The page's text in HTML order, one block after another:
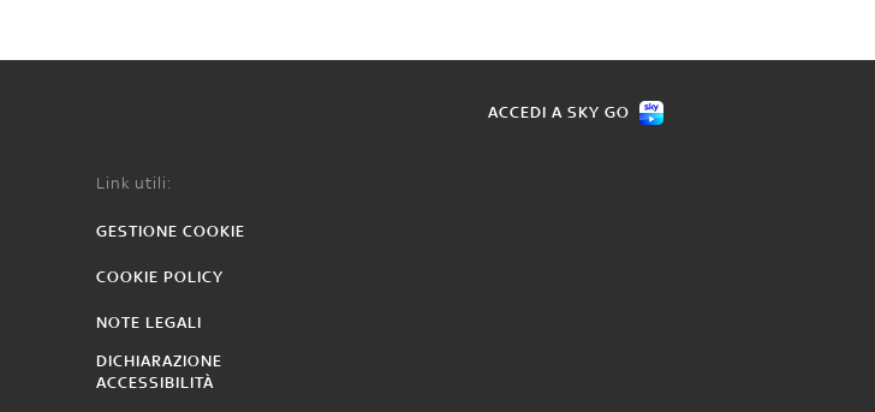
ACCEDI A SKY GO
Link utili:
GESTIONE COOKIE
COOKIE POLICY
NOTE LEGALI
DICHIARAZIONE
ACCESSIBILITÀ